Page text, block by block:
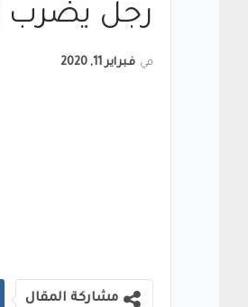
رجل يضرب
في فبراير 11, 2020
مشاركة المقال